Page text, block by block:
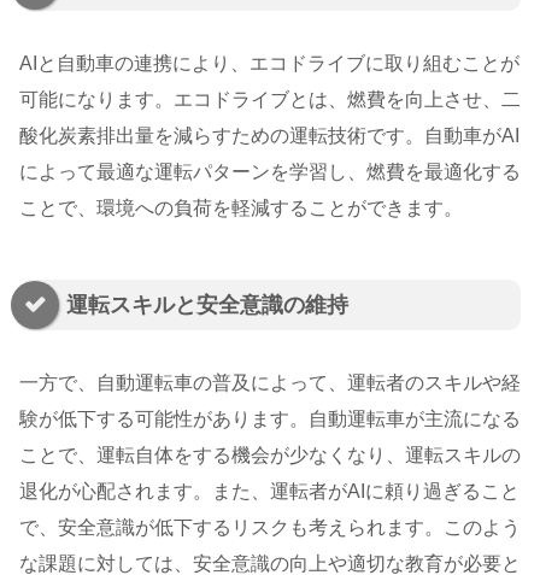
AIと自動車の連携により、エコドライブに取り組むことが
可能になります。エコドライブとは、燃費を向上させ、二
酸化炭素排出量を減らすための運転技術です。自動車がAI
によって最適な運転パターンを学習し、燃費を最適化する
ことで、環境への負荷を軽減することができます。
運転スキルと安全意識の維持
一方で、自動運転車の普及によって、運転者のスキルや経
験が低下する可能性があります。自動運転車が主流になる
ことで、運転自体をする機会が少なくなり、運転スキルの
退化が心配されます。また、運転者がAIに頼り過ぎること
で、安全意識が低下するリスクも考えられます。このよう
な課題に対しては、安全意識の向上や適切な教育が必要と